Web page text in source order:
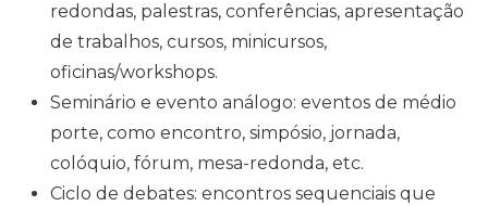
redondas, palestras, conferências, apresentação
de trabalhos, cursos, minicursos,
oficinas/workshops.
Seminário e evento análogo: eventos de médio
porte, como encontro, simpósio, jornada,
colóquio, fórum, mesa-redonda, etc.
Ciclo de debates: encontros sequenciais que